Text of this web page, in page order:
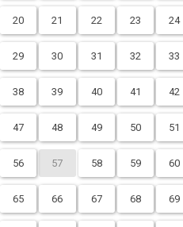
20 21 22 23 24
29 30 31 32 33
38 39 40 41 42
47 48 49 50 51
56 57 58 59 60
65 66 67 68 69